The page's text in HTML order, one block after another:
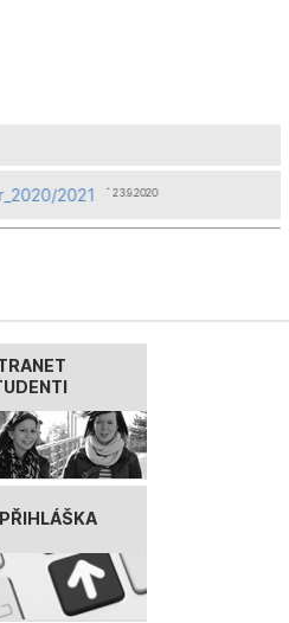
2021 ˆ 23.9.2020